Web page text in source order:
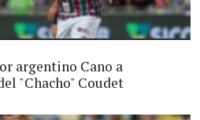
argentino Cano a
"Chacho" Coudet